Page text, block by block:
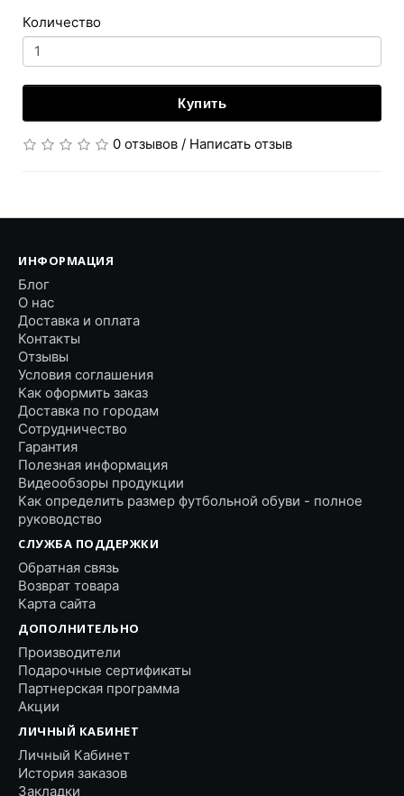
Количество
Купить
0 отзывов / Написать отзыв
ИНФОРМАЦИЯ
Блог
О нас
Доставка и оплата
Контакты
Отзывы
Условия соглашения
Как оформить заказ
Доставка по городам
Сотрудничество
Гарантия
Полезная информация
Видеообзоры продукции
Как определить размер футбольной обуви - полное
руководство
СЛУЖБА ПОДДЕРЖКИ
Обратная связь
Возврат товара
Карта сайта
ДОПОЛНИТЕЛЬНО
Производители
Подарочные сертификаты
Партнерская программа
Акции
ЛИЧНЫЙ КАБИНЕТ
Личный Кабинет
История заказов
Закладки